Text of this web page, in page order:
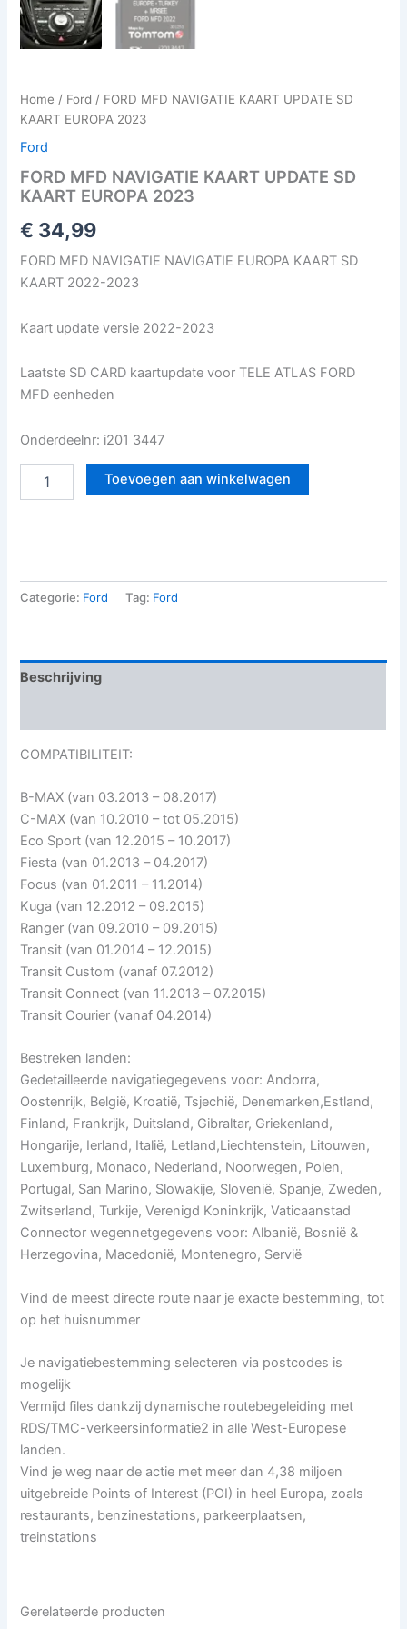
Home / Ford / FORD MFD NAVIGATIE KAART UPDATE SD
KAART EUROPA 2023
Ford
FORD MFD NAVIGATIE KAART UPDATE SD
KAART EUROPA 2023
€ 34,99
FORD MFD NAVIGATIE NAVIGATIE EUROPA KAART SD
KAART 2022-2023
Kaart update versie 2022-2023
Laatste SD CARD kaartupdate voor TELE ATLAS FORD
MFD eenheden
Onderdeelnr: i201 3447
Toevoegen aan winkelwagen
Categorie: Ford Tag: Ford
Beschrijving
COMPATIBILITEIT:
B-MAX (van 03.2013 – 08.2017)
C-MAX (van 10.2010 – tot 05.2015)
Eco Sport (van 12.2015 – 10.2017)
Fiesta (van 01.2013 – 04.2017)
Focus (van 01.2011 – 11.2014)
Kuga (van 12.2012 – 09.2015)
Ranger (van 09.2010 – 09.2015)
Transit (van 01.2014 – 12.2015)
Transit Custom (vanaf 07.2012)
Transit Connect (van 11.2013 – 07.2015)
Transit Courier (vanaf 04.2014)
Bestreken landen:
Gedetailleerde navigatiegegevens voor: Andorra,
Oostenrijk, België, Kroatië, Tsjechië, Denemarken,Estland,
Finland, Frankrijk, Duitsland, Gibraltar, Griekenland,
Hongarije, Ierland, Italië, Letland,Liechtenstein, Litouwen,
Luxemburg, Monaco, Nederland, Noorwegen, Polen,
Portugal, San Marino, Slowakije, Slovenië, Spanje, Zweden,
Zwitserland, Turkije, Verenigd Koninkrijk, Vaticaanstad
Connector wegennetgegevens voor: Albanië, Bosnië &
Herzegovina, Macedonië, Montenegro, Servië
Vind de meest directe route naar je exacte bestemming, tot
op het huisnummer
Je navigatiebestemming selecteren via postcodes is
mogelijk
Vermijd files dankzij dynamische routebegeleiding met
RDS/TMC-verkeersinformatie2 in alle West-Europese
landen.
Vind je weg naar de actie met meer dan 4,38 miljoen
uitgebreide Points of Interest (POI) in heel Europa, zoals
restaurants, benzinestations, parkeerplaatsen,
treinstations
Gerelateerde producten